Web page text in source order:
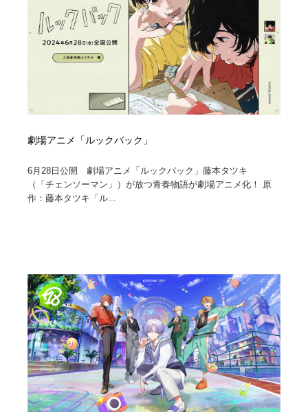
劇場アニメ「ルックバック」
6月28日公開 劇場アニメ「ルックバック」藤本タツキ
（「チェンソーマン」）が放つ青春物語が劇場アニメ化！ 原
作：藤本タツキ「ル...